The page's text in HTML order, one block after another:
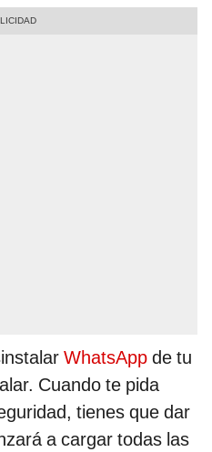
WhatsApp de tu
Cuando te pida
tienes que dar
a cargar todas las